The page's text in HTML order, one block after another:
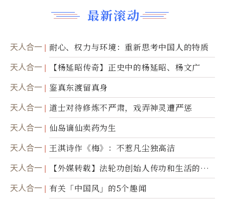
最新滚动
天人合一 耐心、权力与环境：重新思考中国人的特质
天人合一 【杨延昭传奇】正史中的杨延昭、杨文广
天人合一 鉴真东渡留真身
天人合一 道士对待修炼不严肃，戏弄神灵遭严惩
天人合一 仙岛谪仙卖药为生
天人合一 王淇诗作《梅》：不惹凡尘独高洁
天人合一
【外媒转载】法轮功创始人传功和生活的故
事
天人合一 有关「中国风」的5个趣闻